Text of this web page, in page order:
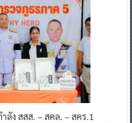
ลัง สสส. – สคล. – สคร.1